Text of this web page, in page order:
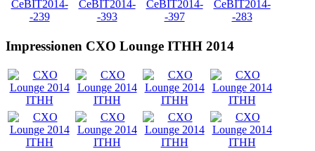
Impressionen CXO Lounge ITHH 2014